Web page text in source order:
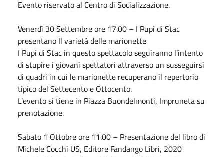
Evento riservato al Centro di Socializzazione.
Venerdì 30Settembreore 17.00 – I Pupi di Stac
presentano Il varietà delle marionette
I Pupi di Stac in questo spettacolo seguiranno l’intento
di stupire i giovani spettatori attraverso un susseguirsi
di quadri in cui le marionette recuperano il repertorio
tipico del Settecento e Ottocento.
L’evento si tiene in Piazza Buondelmonti, Impruneta su
prenotazione.
Sabato 1 Ottobreore 11.00 – Presentazione del libro di
Michele Cocchi US, Editore Fandango Libri, 2020